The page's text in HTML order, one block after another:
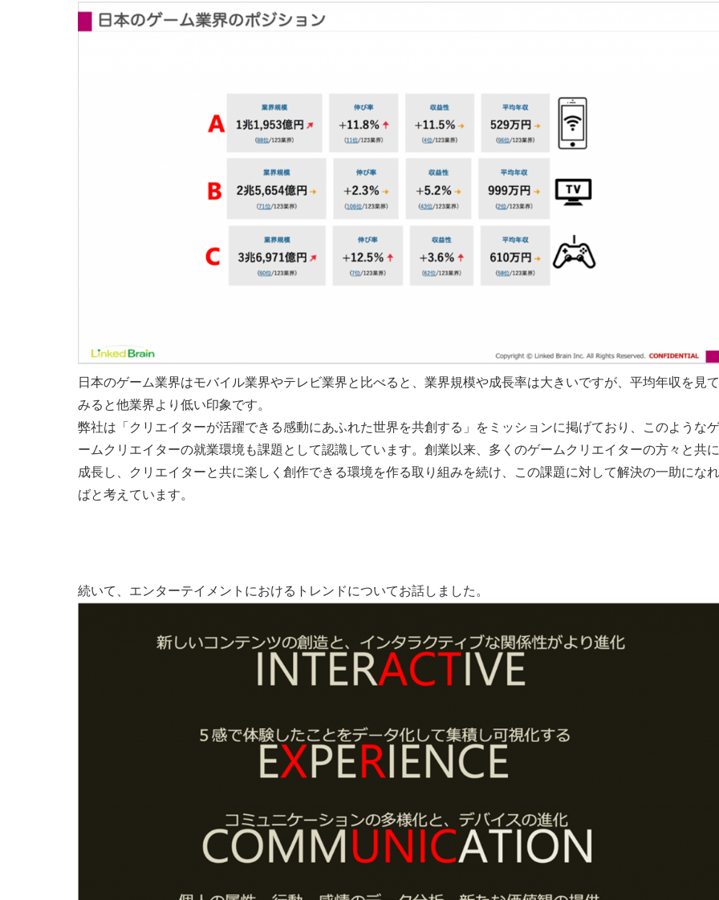
日本のゲーム業界はモバイル業界やテレビ業界と比べると、業界規模や成長率は大きいですが、平均年収を見て
みると他業界より低い印象です。
弊社は「クリエイターが活躍できる感動にあふれた世界を共創する」をミッションに掲げており、このようなゲ
ームクリエイターの就業環境も課題として認識しています。創業以来、多くのゲームクリエイターの方々と共に
成長し、クリエイターと共に楽しく創作できる環境を作る取り組みを続け、この課題に対して解決の一助になれ
ばと考えています。
続いて、エンターテイメントにおけるトレンドについてお話しました。